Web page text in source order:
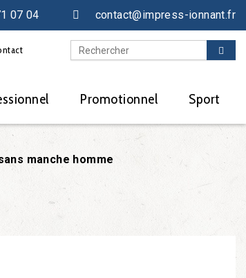
07 04 contact@impress-ionnant.fr
Promotionnel Sport
manche homme